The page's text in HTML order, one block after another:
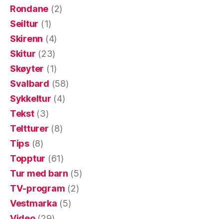
Rondane (2)
Seiltur (1)
Skirenn (4)
Skitur (23)
Skøyter (1)
Svalbard (58)
Sykkeltur (4)
Tekst(3)
Teltturer (8)
Tips(8)
Topptur (61)
Tur med barn (5)
TV-program (2)
Vestmarka (5)